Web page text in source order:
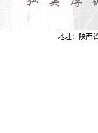
地址：陕西